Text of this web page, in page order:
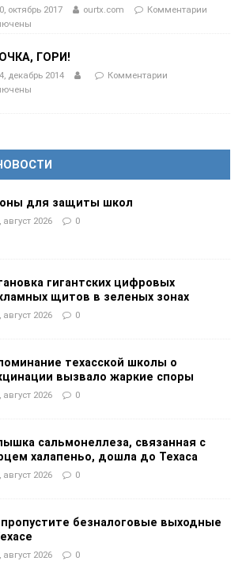
октябрь 2017 ourtx.com
Комментарии
ГОРИ!
декабрь 2014
Комментарии
для защиты школ
август 2026 0
гигантских цифровых
щитов в зеленых зонах
август 2026 0
техасской школы о
вызвало жаркие споры
август 2026 0
сальмонеллеза, связанная с
халапеньо, дошла до Техаса
август 2026 0
пропустите безналоговые выходные
август 2026 0